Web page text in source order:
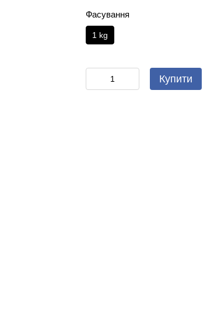
Фасування
1 kg
Купити